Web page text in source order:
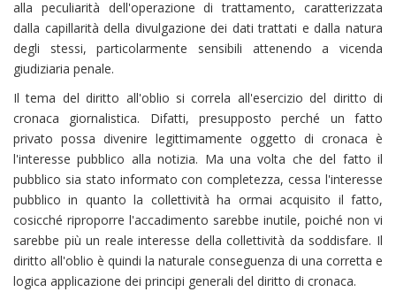
alla peculiarità dell'operazione di trattamento, caratterizzata
dalla capillarità della divulgazione dei dati trattati e dalla natura
degli stessi, particolarmente sensibili attenendo a vicenda
giudiziaria penale.
Il tema del diritto all'oblio si correla all'esercizio del diritto di
cronaca giornalistica. Difatti, presupposto perché un fatto
privato possa divenire legittimamente oggetto di cronaca è
l'interesse pubblico alla notizia. Ma una volta che del fatto il
pubblico sia stato informato con completezza, cessa l'interesse
pubblico in quanto la collettività ha ormai acquisito il fatto,
cosicché riproporre l'accadimento sarebbe inutile, poiché non vi
sarebbe più un reale interesse della collettività da soddisfare. Il
diritto all'oblio è quindi la naturale conseguenza di una corretta e
logica applicazione dei principi generali del diritto di cronaca.